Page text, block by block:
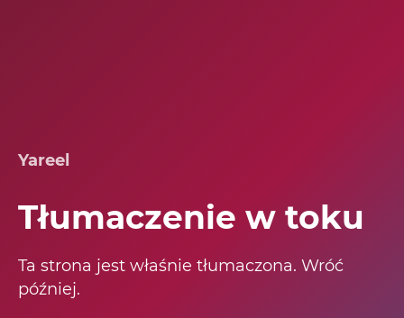
Yareel
Tłumaczenie w toku
Ta strona jest właśnie tłumaczona. Wróć
później.